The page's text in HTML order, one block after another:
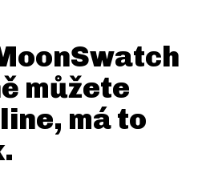
můžete
má to